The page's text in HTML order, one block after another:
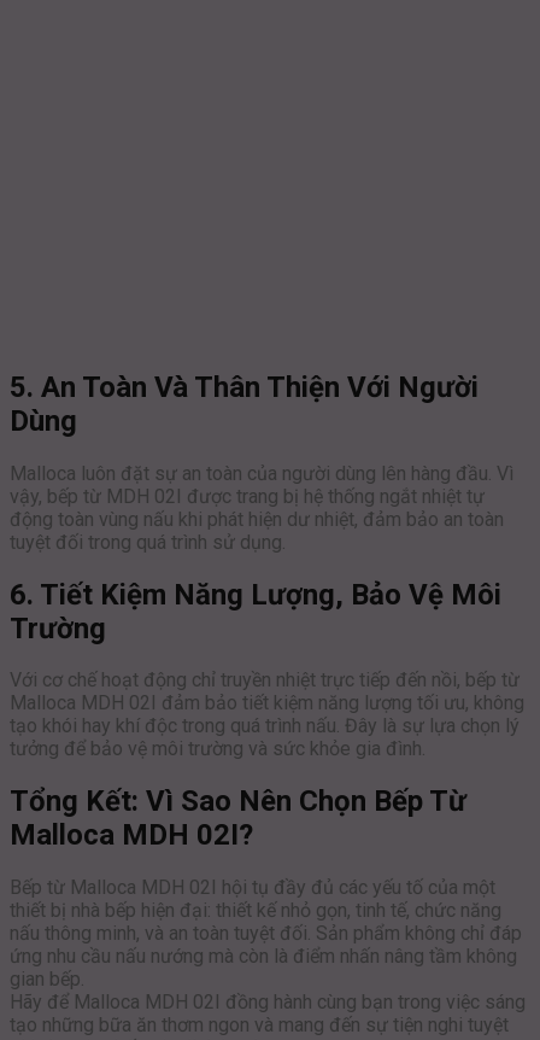
5. An Toàn Và Thân Thiện Với Người
Dùng
Malloca luôn đặt sự an toàn của người dùng lên hàng đầu. Vì
vậy, bếp từ MDH 02I được trang bị hệ thống ngắt nhiệt tự
động toàn vùng nấu khi phát hiện dư nhiệt, đảm bảo an toàn
tuyệt đối trong quá trình sử dụng.
6. Tiết Kiệm Năng Lượng, Bảo Vệ Môi
Trường
Với cơ chế hoạt động chỉ truyền nhiệt trực tiếp đến nồi, bếp từ
Malloca MDH 02I đảm bảo tiết kiệm năng lượng tối ưu, không
tạo khói hay khí độc trong quá trình nấu. Đây là sự lựa chọn lý
tưởng để bảo vệ môi trường và sức khỏe gia đình.
Tổng Kết: Vì Sao Nên Chọn Bếp Từ
Malloca MDH 02I?
Bếp từ Malloca MDH 02I hội tụ đầy đủ các yếu tố của một
thiết bị nhà bếp hiện đại: thiết kế nhỏ gọn, tinh tế, chức năng
nấu thông minh, và an toàn tuyệt đối. Sản phẩm không chỉ đáp
ứng nhu cầu nấu nướng mà còn là điểm nhấn nâng tầm không
gian bếp.
Hãy để Malloca MDH 02I đồng hành cùng bạn trong việc sáng
tạo những bữa ăn thơm ngon và mang đến sự tiện nghi tuyệt